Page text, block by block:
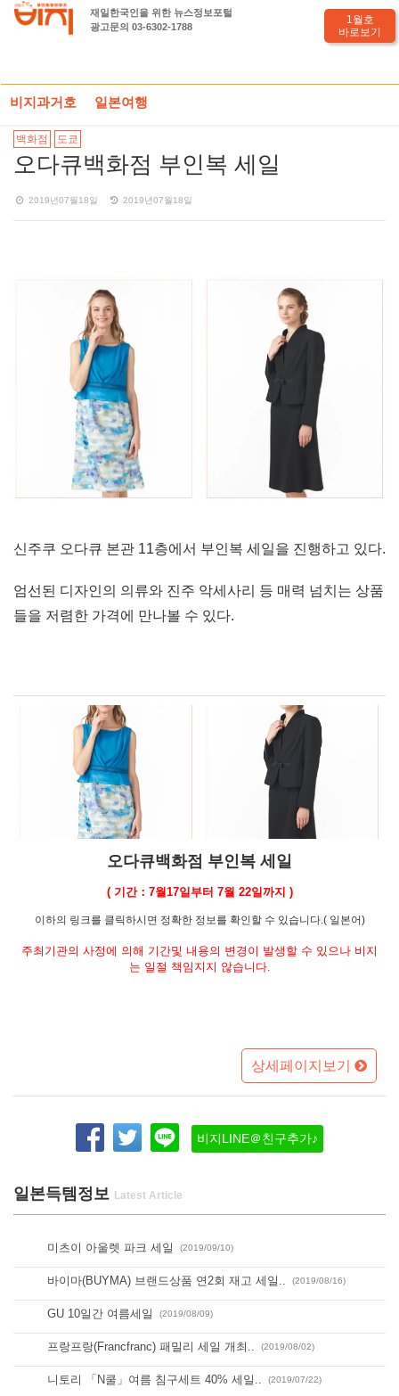
1월호
바로보기
재일한국인을 위한 뉴스정보포털
광고문의 03-6302-1788
비지과거호 일본여행
HOME 일본세일정보 PHOTO기사
백화점 도쿄
오다큐백화점 부인복 세일
2019년07월18일 2019년07월18일
신주쿠 오다큐 본관 11층에서 부인복 세일을 진행하고 있다.
엄선된 디자인의 의류와 진주 악세사리 등 매력 넘치는 상품
들을 저렴한 가격에 만나볼 수 있다.
오다큐백화점 부인복 세일
( 기간：7월17일부터 7월 22일까지 )
이하의 링크를 클릭하시면 정확한 정보를 확인할 수 있습니다.( 일본어)
상세페이지보기
주최기관의 사정에 의해 기간및 내용의 변경이 발생할 수 있으나 비지
는 일절 책임지지 않습니다.
비지LINE＠친구추가♪
일본득템정보
미츠이 아울렛 파크 세일 (2019/09/10)
바이마(BUYMA) 브랜드상품 연2회 재고 세일.. (2019/08/16)
GU 10일간 여름세일 (2019/08/09)
프랑프랑(Francfranc) 패밀리 세일 개최.. (2019/08/02)
니토리 「N쿨」여름 침구세트 40% 세일.. (2019/07/22)